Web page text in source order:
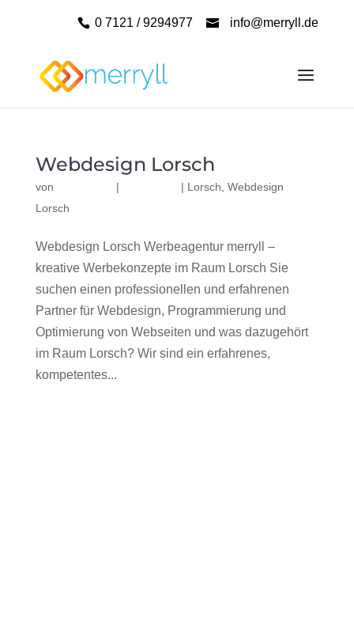
0 7121 / 9294977 info@merryll.de
Webdesign Lorsch
von | | Lorsch Webdesign
Lorsch
Webdesign Lorsch Werbeagentur merryll –
kreative Werbekonzepte im Raum Lorsch Sie
suchen einen professionellen und erfahrenen
Partner für Webdesign, Programmierung und
Optimierung von Webseiten und was dazugehört
im Raum Lorsch? Wir sind ein erfahrenes,
kompetentes...